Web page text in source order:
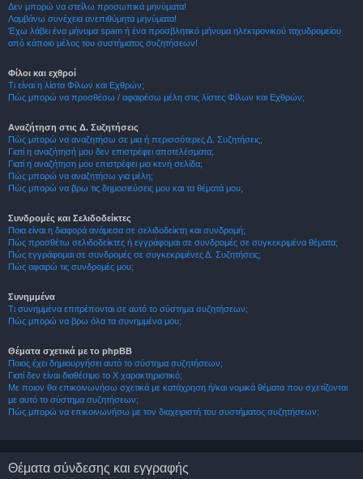
Δεν μπορώ να στείλω προσωπικά μηνύματα!
Λαμβάνω συνέχεια ανεπιθύμητα μηνύματα!
Έχω λάβει ένα μήνυμα spam ή ένα προσβλητικό μήνυμα ηλεκτρονικού ταχυδρομείου
από κάποιο μέλος του συστήματος συζητήσεων!
Φίλοι και εχθροί
Τι είναι η λίστα Φίλων και Εχθρών;
Πώς μπορώ να προσθέσω / αφαιρέσω μέλη στις λίστες Φίλων και Εχθρών;
Αναζήτηση στις Δ. Συζητήσεις
Πώς μπορώ να αναζητήσω σε μια ή περισσότερες Δ. Συζητήσεις;
Γιατί η αναζήτησή μου δεν επιστρέφει αποτελέσματα;
Γιατί η αναζήτηση μου επιστρέφει μια κενή σελίδα;
Πώς μπορώ να αναζητήσω για μέλη;
Πώς μπορώ να βρω τις δημοσιεύσεις μου και τα θέματά μου;
Συνδρομές και Σελιδοδείκτες
Ποια είναι η διαφορά ανάμεσα σε σελιδοδείκτη και συνδρομή;
Πώς προσθέτω σελιδοδείκτες ή εγγράφομαι σε συνδρομές σε συγκεκριμένα θέματα;
Πώς εγγράφομαι σε συνδρομές σε συγκεκριμένες Δ. Συζητήσεις;
Πώς αφαιρώ τις συνδρομές μου;
Συνημμένα
Τι συνημμένα επιτρέπονται σε αυτό το σύστημα συζητήσεων;
Πώς μπορώ να βρω όλα τα συνημμένα μου;
Θέματα σχετικά με το phpBB
Ποιος έχει δημιουργήσει αυτό το σύστημα συζητήσεων;
Γιατί δεν είναι διαθέσιμο το Χ χαρακτηριστικό;
Με ποιον θα επικοινωνήσω σχετικά με κατάχρηση ή/και νομικά θέματα που σχετίζονται
με αυτό το σύστημα συζητήσεων;
Πώς μπορώ να επικοινωνήσω με τον διαχειριστή του συστήματος συζητήσεων;
Θέματα σύνδεσης και εγγραφής